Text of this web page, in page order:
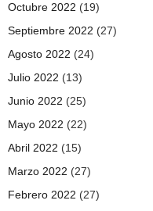
Octubre 2022 (19)
Septiembre 2022 (27)
Agosto 2022 (24)
Julio 2022 (13)
Junio 2022 (25)
Mayo 2022 (22)
Abril 2022 (15)
Marzo 2022 (27)
Febrero 2022 (27)